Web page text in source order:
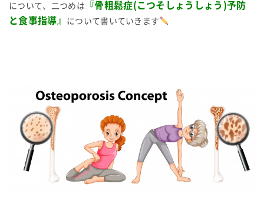
について、二つめは 『骨粗鬆症(こつそしょうしょう )予防
と食事指導』
について書いていきます